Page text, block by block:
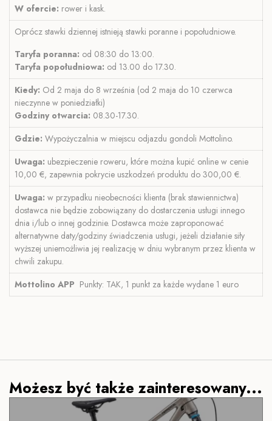
W ofercie: rower i kask.
Oprócz stawki dziennej istnieją stawki poranne i popołudniowe.
Taryfa poranna: od 08:30 do 13:00.
Taryfa popołudniowa: od 13.00 do 17.30.
Kiedy: Od 2 maja do 8 września (od 2 maja do 10 czerwca
nieczynne w poniedziałki)
Godziny otwarcia: 08.30-17.30.
Gdzie: Wypożyczalnia w miejscu odjazdu gondoli Mottolino.
Uwaga: ubezpieczenie roweru, które można kupić online w cenie
10,00 €, zapewnia pokrycie uszkodzeń produktu do 300,00 €.
Uwaga: w przypadku nieobecności klienta (brak stawiennictwa)
dostawca nie będzie zobowiązany do dostarczenia usługi innego
dnia i/lub o innej godzinie. Dostawca może zaproponować
alternatywne daty/godziny świadczenia usługi, jeżeli działanie siły
wyższej uniemożliwia jej realizację w dniu wybranym przez klienta w
chwili zakupu.
Mottolino APP Punkty: TAK, 1 punkt za każde wydane 1 euro
Możesz być także zainteresowany...